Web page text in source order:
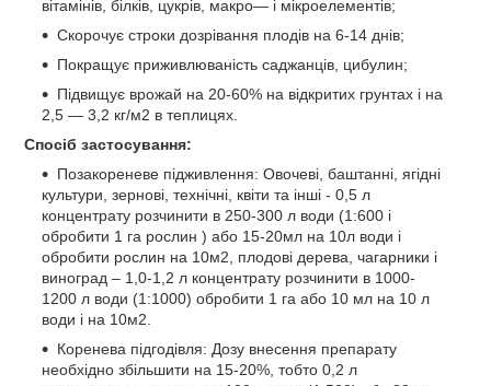
вітамінів, білків, цукрів, макро— і мікроелементів;
Скорочує строки дозрівання плодів на 6-14 днів;
Покращує приживлюваність саджанців, цибулин;
Підвищує врожай на 20-60% на відкритих грунтах і на
2,5 — 3,2 кг/м2 в теплицях.
Спосіб застосування:
Позакореневе підживлення: Овочеві, баштанні, ягідні
культури, зернові, технічні, квіти та інші - 0,5 л
концентрату розчинити в 250-300 л води (1:600 і
обробити 1 га рослин ) або 15-20мл на 10л води і
обробити рослин на 10м2, плодові дерева, чагарники і
виноград – 1,0-1,2 л концентрату розчинити в 1000-
1200 л води (1:1000) обробити 1 га або 10 мл на 10 л
води і на 10м2.
Коренева підгодівля: Дозу внесення препарату
необхідно збільшити на 15-20%, тобто 0,2 л